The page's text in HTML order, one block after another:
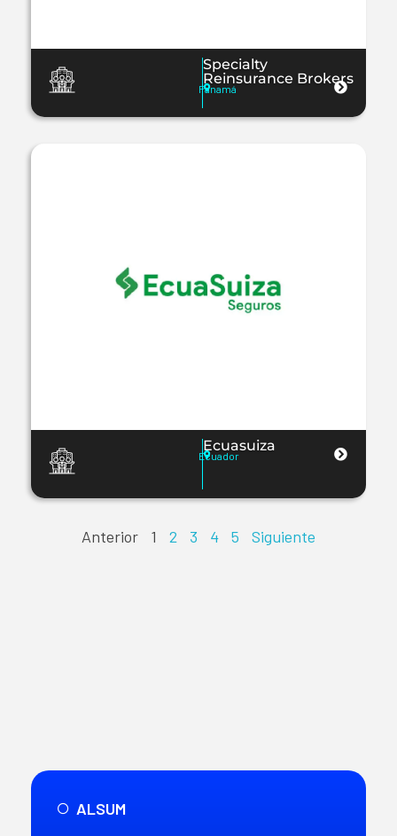
Specialty
Reinsurance Brokers
Panamá
Ecuasuiza
Ecuador
Anterior 1 2 3 4 5 Siguiente
ALSUM